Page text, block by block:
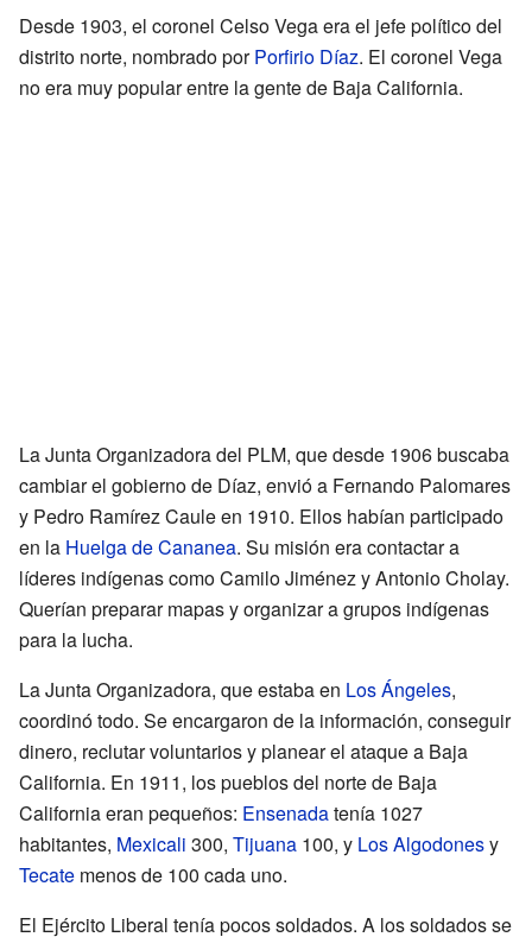
Desde 1903, el coronel Celso Vega era el jefe político del
distrito norte, nombrado porPorfirio Díaz. El coronel Vega
no era muy popular entre la gente de Baja California.
La Junta Organizadora del PLM, que desde 1906 buscaba
cambiar el gobierno de Díaz, envió a Fernando Palomares
y Pedro Ramírez Caule en 1910. Ellos habían participado
en la Huelga de Cananea. Su misión era contactar a
líderes indígenas como Camilo Jiménez y Antonio Cholay.
Querían preparar mapas y organizar a grupos indígenas
para la lucha.
La Junta Organizadora, que estaba en Los Ángeles,
coordinó todo. Se encargaron de la información, conseguir
dinero, reclutar voluntarios y planear el ataque a Baja
California. En 1911, los pueblos del norte de Baja
California eran pequeños: Ensenadatenía 1027
habitantes, Mexicali 300, Tijuana 100, y Los Algodonesy
Tecate menos de 100 cada uno.
El Ejército Liberal tenía pocos soldados. A los soldados se